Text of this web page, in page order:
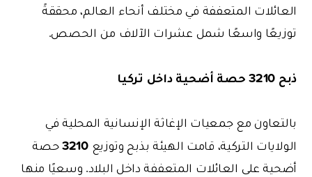
العائلات المتعففة في مختلف أنحاء العالم، محققةً
توزيعًا واسعًا شمل عشرات الآلاف من الحصص.
ذبح 3210 حصة أضحية داخل تركيا
بالتعاون مع جمعيات الإغاثة الإنسانية المحلية في
الولايات التركية، قامت الهيئة بذبح وتوزيع3210حصة
أضحية على العائلات المتعففة داخل البلاد. وسعيًا منها